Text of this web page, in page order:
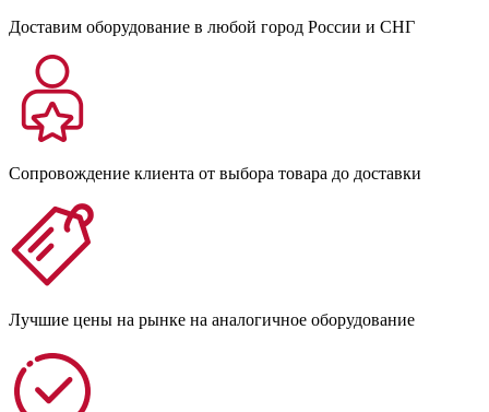
Доставим оборудование в любой город России и СНГ
Сопровождение клиента от выбора товара до доставки
Лучшие цены на рынке на аналогичное оборудование